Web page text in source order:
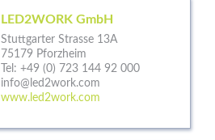
LED2WORK GmbH
Stuttgarter Strasse 13A
75179 Pforzheim
Tel: +49 (0) 723 144 92 000
info@led2work.com
www.led2work.com